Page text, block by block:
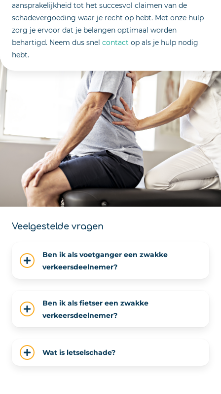
aansprakelijkheid tot het succesvol claimen van de
schadevergoeding waar je recht op hebt. Met onze hulp
zorg je ervoor dat je belangen optimaal worden
behartigd. Neem dus snel contact op als je hulp nodig
hebt.
Veelgestelde vragen
Ben ik als voetganger een zwakke
verkeersdeelnemer?
Ben ik als fietser een zwakke
verkeersdeelnemer?
Wat is letselschade?